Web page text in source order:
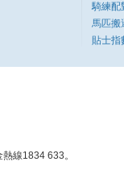
騎練配
馬匹搬
貼士指
線1834 633。